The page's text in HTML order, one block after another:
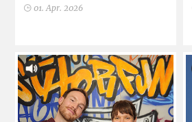
01. Apr. 2026